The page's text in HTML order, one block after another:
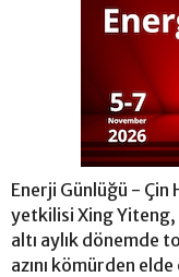
Enerji Günlüğü -
yetkilisi Xing Yiteng,
altı aylık dönemde
azını kömürden